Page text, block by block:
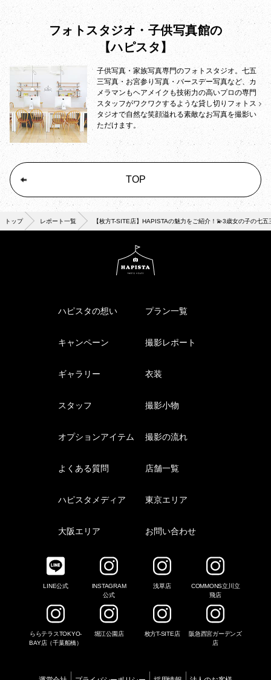
フォトスタジオ・子供写真館の
【ハピスタ】
子供写真・家族写真専門のフォトスタジオ。七五
三写真・お宮参り写真・バースデー写真など、カ
メラマンもヘアメイクも技術力の高いプロの専門
スタッフがワクワクするような貸し切りフォトス
タジオで自然な笑顔溢れる素敵なお写真を撮影い
ただけます。
TOP
トップ レポート一覧 【枚方T-SITE店】HAPISTAの魅力をご紹介！💫3歳女の子の七五
ハピスタの想い プラン一覧
キャンペーン 撮影レポート
ギャラリー 衣装
スタッフ 撮影小物
オプションアイテム 撮影の流れ
よくある質問 店舗一覧
ハピスタメディア 東京エリア
大阪エリア お問い合わせ
LINE公式
INSTAGRAM
公式
浅草店
COMMONS立川立
飛店
ららテラスTOKYO-
BAY店（千葉船橋）
堀江公園店 枚方T-SITE店
阪急西宮ガーデンズ
店